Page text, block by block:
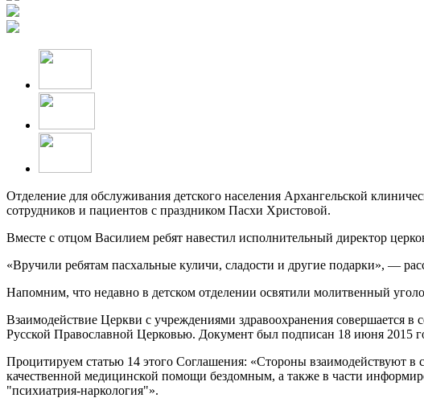
Отделение для обслуживания детского населения Архангельской
сотрудников и пациентов с праздником Пасхи Христовой.
Вместе с отцом Василием ребят навестил исполнительный директор
«Вручили ребятам пасхальные куличи, сладости и другие подарки», —
Напомним, что недавно в детском отделении освятили молитвенный
Взаимодействие Церкви с учреждениями здравоохранения совершается
Русской Православной Церковью. Документ был подписан 18 июня
Процитируем статью 14 этого Соглашения: «Стороны взаимодействуют
качественной медицинской помощи бездомным, а также в части
"психиатрия-наркология"».